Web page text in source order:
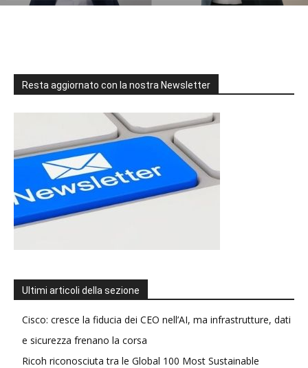
Resta aggiornato con la nostra Newsletter
Ultimi articoli della sezione
Cisco: cresce la fiducia dei CEO nell’AI, ma infrastrutture, dati
e sicurezza frenano la corsa
Ricoh riconosciuta tra le Global 100 Most Sustainable